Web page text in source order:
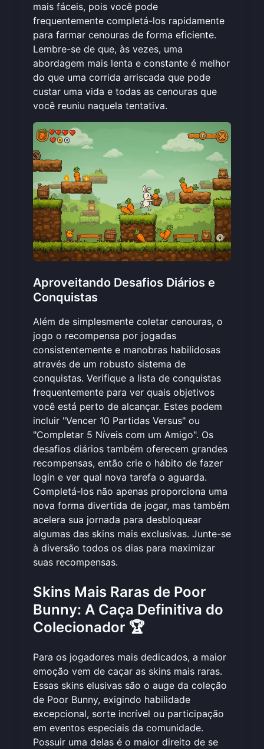
mais fáceis, pois você pode
frequentemente completá-los rapidamente
para farmar cenouras de forma eficiente.
Lembre-se de que, às vezes, uma
abordagem mais lenta e constante é melhor
do que uma corrida arriscada que pode
custar uma vida e todas as cenouras que
você reuniu naquela tentativa.
Aproveitando Desafios Diários e
Conquistas
Além de simplesmente coletar cenouras, o
jogo o recompensa por jogadas
consistentemente e manobras habilidosas
através de um robusto sistema de
conquistas. Verifique a lista de conquistas
frequentemente para ver quais objetivos
você está perto de alcançar. Estes podem
incluir "Vencer 10 Partidas Versus" ou
"Completar 5 Níveis com um Amigo". Os
desafios diários também oferecem grandes
recompensas, então crie o hábito de fazer
login e ver qual nova tarefa o aguarda.
Completá-los não apenas proporciona uma
nova forma divertida de jogar, mas também
acelera sua jornada para desbloquear
algumas das skins mais exclusivas. Junte-se
à diversão todos os dias para maximizar
suas recompensas.
Skins Mais Raras de Poor
Bunny: A Caça Definitiva do
Colecionador 🏆
Para os jogadores mais dedicados, a maior
emoção vem de caçar as skins mais raras.
Essas skins elusivas são o auge da coleção
de Poor Bunny, exigindo habilidade
excepcional, sorte incrível ou participação
em eventos especiais da comunidade.
Possuir uma delas é o maior direito de se